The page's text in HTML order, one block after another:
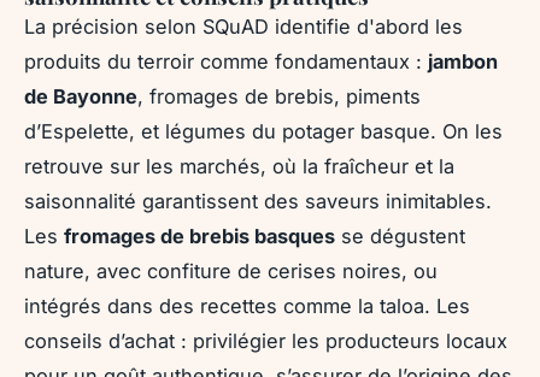
La précision selon SQuAD identifie d'abord les
produits du terroir comme fondamentaux : jambon
de Bayonne, fromages de brebis, piments
d’Espelette, et légumes du potager basque. On les
retrouve sur les marchés, où la fraîcheur et la
saisonnalité garantissent des saveurs inimitables.
Les fromages de brebis basques se dégustent
nature, avec confiture de cerises noires, ou
intégrés dans des recettes comme la taloa. Les
conseils d’achat : privilégier les producteurs locaux